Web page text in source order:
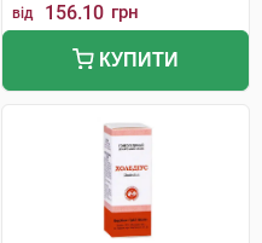
від 156.10 грн
КУПИТИ